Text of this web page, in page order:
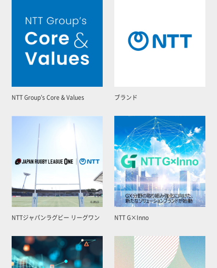
NTT Group’s Core & Values ブランド
NTTジャパンラグビー リーグワン NTT G×Inno